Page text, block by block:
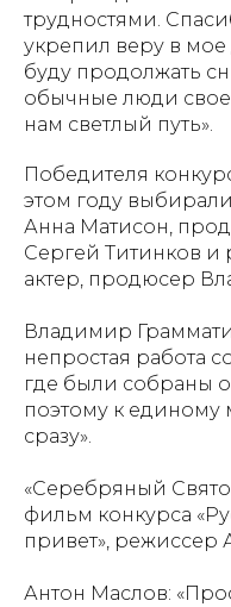
трудностями.
укрепил веру в
буду продолжать
обычные люди
нам светлый путь».
Победителя
этом году
Анна Матисон,
Сергей Титинков и
актер, продюсер
Владимир
непростая работа
где были собраны
поэтому к
сразу».
«Серебряный
фильм конкурса
привет», режиссер
Антон Маслов: